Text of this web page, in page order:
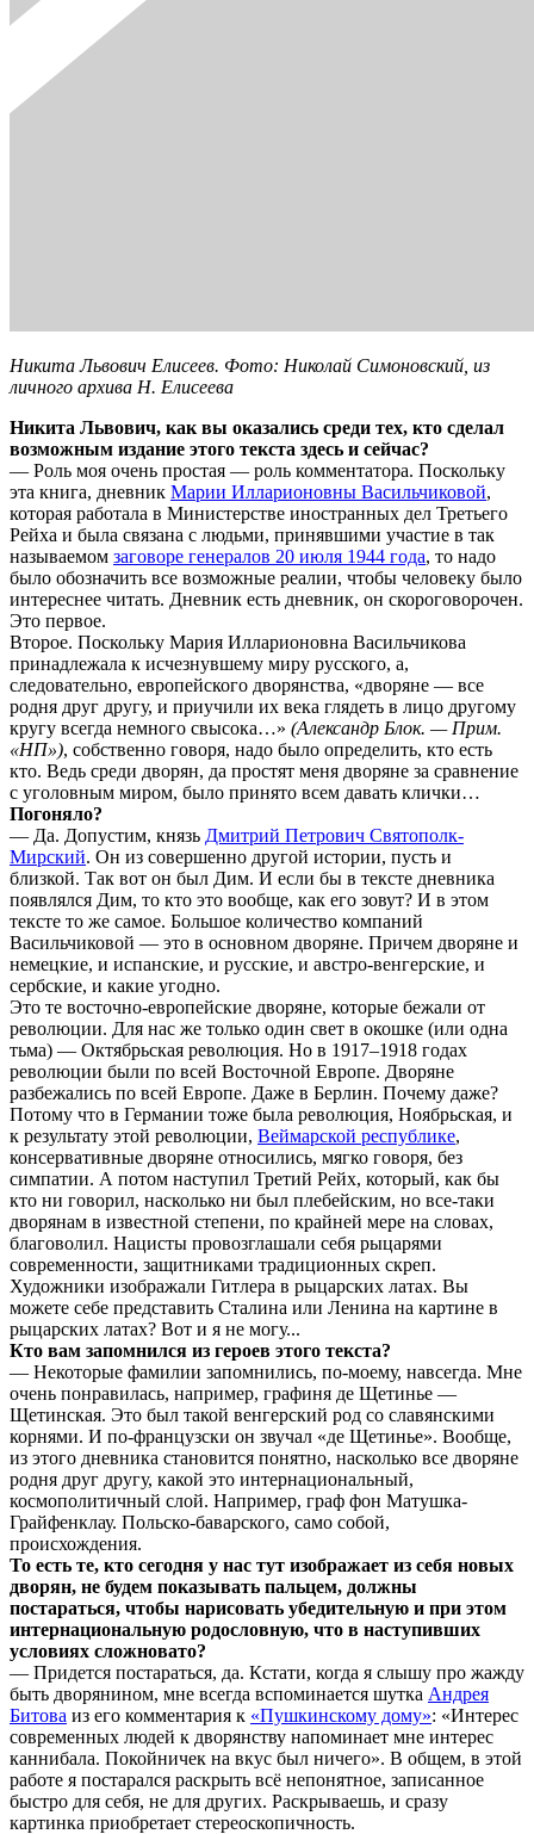
Никита Львович Елисеев. Фото: Николай Симоновский, из
личного архива Н. Елисеева
Никита Львович, как вы оказались среди тех, кто сделал
возможным издание этого текста здесь и сейчас?
— Роль моя очень простая — роль комментатора. Поскольку
эта книга, дневник Марии Илларионовны Васильчиковой,
которая работала в Министерстве иностранных дел Третьего
Рейха и была связана с людьми, принявшими участие в так
называемом заговоре генералов 20 июля 1944 года, то надо
было обозначить все возможные реалии, чтобы человеку было
интереснее читать. Дневник есть дневник, он скороговорочен.
Это первое.
Второе. Поскольку Мария Илларионовна Васильчикова
принадлежала к исчезнувшему миру русского, а,
следовательно, европейского дворянства, «дворяне — все
родня друг другу, и приучили их века глядеть в лицо другому
кругу всегда немного свысока…» (Александр Блок. — Прим.
«НП»), собственно говоря, надо было определить, кто есть
кто. Ведь среди дворян, да простят меня дворяне за сравнение
с уголовным миром, было принято всем давать клички…
Погоняло?
— Да. Допустим, князь Дмитрий Петрович Святополк-
Мирский. Он из совершенно другой истории, пусть и
близкой. Так вот он был Дим. И если бы в тексте дневника
появлялся Дим, то кто это вообще, как его зовут? И в этом
тексте то же самое. Большое количество компаний
Васильчиковой — это в основном дворяне. Причем дворяне и
немецкие, и испанские, и русские, и австро-венгерские, и
сербские, и какие угодно.
Это те восточно-европейские дворяне, которые бежали от
революции. Для нас же только один свет в окошке (или одна
тьма) — Октябрьская революция. Но в 1917–1918 годах
революции были по всей Восточной Европе. Дворяне
разбежались по всей Европе. Даже в Берлин. Почему даже?
Потому что в Германии тоже была революция, Ноябрьская, и
к результату этой революции, Веймарской республике,
консервативные дворяне относились, мягко говоря, без
симпатии. А потом наступил Третий Рейх, который, как бы
кто ни говорил, насколько ни был плебейским, но все-таки
дворянам в известной степени, по крайней мере на словах,
благоволил. Нацисты провозглашали себя рыцарями
современности, защитниками традиционных скреп.
Художники изображали Гитлера в рыцарских латах. Вы
можете себе представить Сталина или Ленина на картине в
рыцарских латах? Вот и я не могу...
Кто вам запомнился из героев этого текста?
— Некоторые фамилии запомнились, по-моему, навсегда. Мне
очень понравилась, например, графиня де Щетинье —
Щетинская. Это был такой венгерский род со славянскими
корнями. И по-французски он звучал «де Щетинье». Вообще,
из этого дневника становится понятно, насколько все дворяне
родня друг другу, какой это интернациональный,
космополитичный слой. Например, граф фон Матушка-
Грайфенклау. Польско-баварского, само собой,
происхождения.
То есть те, кто сегодня у нас тут изображает из себя новых
дворян, не будем показывать пальцем, должны
постараться, чтобы нарисовать убедительную и при этом
интернациональную родословную, что в наступивших
условиях сложновато?
— Придется постараться, да. Кстати, когда я слышу про жажду
быть дворянином, мне всегда вспоминается шутка Андрея
Битова из его комментария к «Пушкинскому дому»: «Интерес
современных людей к дворянству напоминает мне интерес
каннибала. Покойничек на вкус был ничего». В общем, в этой
работе я постарался раскрыть всё непонятное, записанное
быстро для себя, не для других. Раскрываешь, и сразу
картинка приобретает стереоскопичность.